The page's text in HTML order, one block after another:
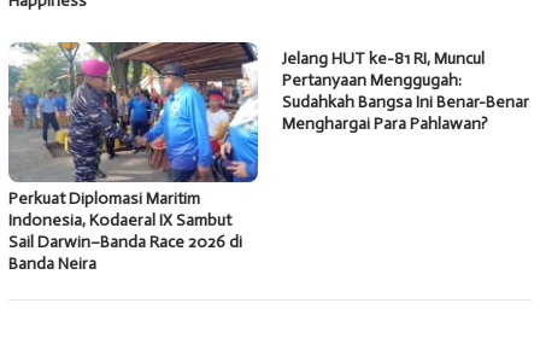
Perkuat Diplomasi Maritim
Indonesia, Kodaeral IX Sambut
Sail Darwin–Banda Race 2026 di
Banda Neira
Jelang HUT ke-81 RI, Muncul
Pertanyaan Menggugah:
Sudahkah Bangsa Ini Benar-Benar
Menghargai Para Pahlawan?